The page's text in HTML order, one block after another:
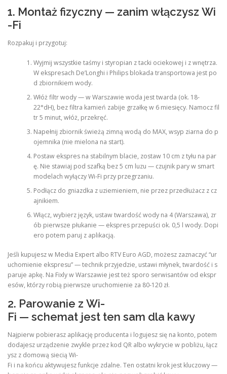
1. Montaż fizyczny — zanim włączysz Wi
-Fi
Rozpakuj i przygotuj:
Wyjmij wszystkie taśmy i styropian z tacki ociekowej i z wnętrza.
W ekspresach De’Longhi i Philips blokada transportowa jest po
d zbiornikiem wody.
Włóż filtr wody — w Warszawie woda jest twarda (ok. 18-
22°dH), bez filtra kamień zabije grzałkę w 6 miesięcy. Namocz fil
tr 5 minut, włóż, przekręć.
Napełnij zbiornik świeżą zimną wodą do MAX, wsyp ziarna do p
ojemnika (nie mielona na start).
Postaw ekspres na stabilnym blacie, zostaw 10 cm z tyłu na par
ę. Nie stawiaj pod szafką bez 5 cm luzu — czujnik pary w smart
modelach wyłączy Wi-Fi przy przegrzaniu.
Podłącz do gniazdka z uziemieniem, nie przez przedłużacz z cz
ajnikiem.
Włącz, wybierz język, ustaw twardość wody na 4 (Warszawa), zr
ób pierwsze płukanie — ekspres przepuści ok. 0,5 l wody. Dopi
ero potem paruj z aplikacją.
Jeśli kupujesz w Media Expert albo RTV Euro AGD, możesz zaznaczyć “ur
uchomienie ekspresu” — technik przyjedzie, ustawi młynek, twardość i s
paruje apkę. Na Fixly w Warszawie jest też sporo serwisantów od ekspr
esów, którzy robią pierwsze uruchomienie za 80-120 zł.
2. Parowanie z Wi-
Fi — schemat jest ten sam dla kawy
Najpierw pobierasz aplikację producenta i logujesz się na konto, potem
dodajesz urządzenie zwykle przez kod QR albo wykrycie w pobliżu, łącz
ysz z domową siecią Wi-
Fi i na końcu aktywujesz funkcje zdalne. Ten ostatni krok jest kluczowy —